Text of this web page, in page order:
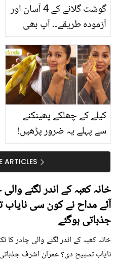
گوشت گلانے کے 4 آسان اور
آزمودہ طریقے۔۔ آپ بھی
جانیں انٹرنیشنل شیف کے
بتائے راز
کیلے کے چھلکے پھینکنے
سے پہلے یہ ضرور پڑھیں!
جلد کے 3 بڑے مسائل کا
سستا اور قدرتی حلARTICLES
خانہ کعبہ کے اندر لگنے
آئے مداح نے کون سی
جذباتی ہوگئے
خانہ کعبہ کے اندر لگنے والی چادر
نایاب تسبیح دی؟ عمران اشرف